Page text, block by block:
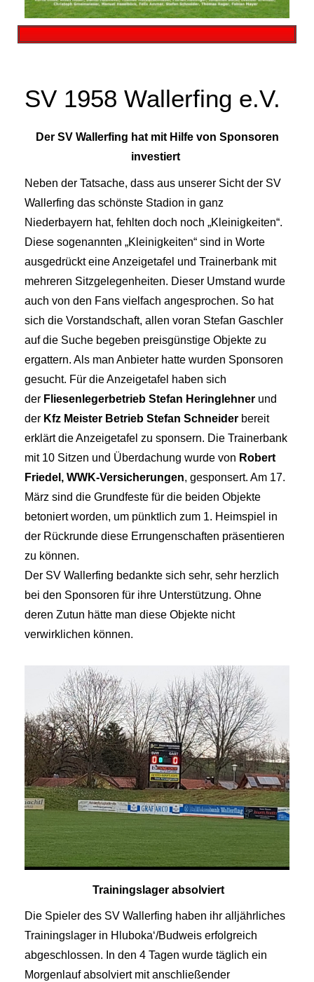
SV 1958 Wallerfing e.V.
Der SV Wallerfing hat mit Hilfe von Sponsoren
investiert
Neben der Tatsache, dass aus unserer Sicht der SV
Wallerfing das schönste Stadion in ganz
Niederbayern hat, fehlten doch noch „Kleinigkeiten“.
Diese sogenannten „Kleinigkeiten“ sind in Worte
ausgedrückt eine Anzeigetafel und Trainerbank mit
mehreren Sitzgelegenheiten. Dieser Umstand wurde
auch von den Fans vielfach angesprochen. So hat
sich die Vorstandschaft, allen voran Stefan Gaschler
auf die Suche begeben preisgünstige Objekte zu
ergattern. Als man Anbieter hatte wurden Sponsoren
gesucht. Für die Anzeigetafel haben sich
der Fliesenlegerbetrieb Stefan Heringlehner und
der Kfz Meister Betrieb Stefan Schneider bereit
erklärt die Anzeigetafel zu sponsern. Die Trainerbank
mit 10 Sitzen und Überdachung wurde von Robert
Friedel, WWK-Versicherungen, gesponsert. Am 17.
März sind die Grundfeste für die beiden Objekte
betoniert worden, um pünktlich zum 1. Heimspiel in
der Rückrunde diese Errungenschaften präsentieren
zu können.
Der SV Wallerfing bedankte sich sehr, sehr herzlich
bei den Sponsoren für ihre Unterstützung. Ohne
deren Zutun hätte man diese Objekte nicht
verwirklichen können.
Trainingslager absolviert
Die Spieler des SV Wallerfing haben ihr alljährliches
Trainingslager in Hluboka‘/Budweis erfolgreich
abgeschlossen. In den 4 Tagen wurde täglich ein
Morgenlauf absolviert mit anschließender